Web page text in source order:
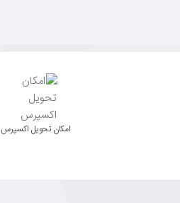
اﻣﮑﺎن ﺗﺤﻮﯾﻞ اﮐﺴﭙﺮس